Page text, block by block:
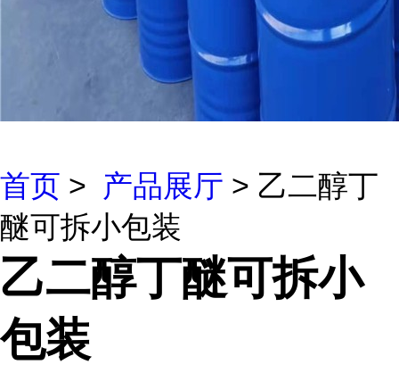
首页 > 产品展厅 > 乙二醇丁
醚可拆小包装
乙二醇丁醚可拆小
包装